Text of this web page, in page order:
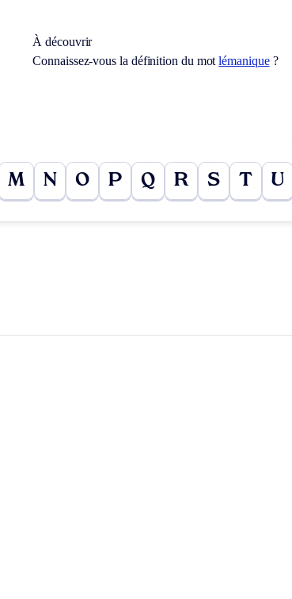
À découvrir
Connaissez-vous la définition du motlémanique?
M N O P Q R S T U